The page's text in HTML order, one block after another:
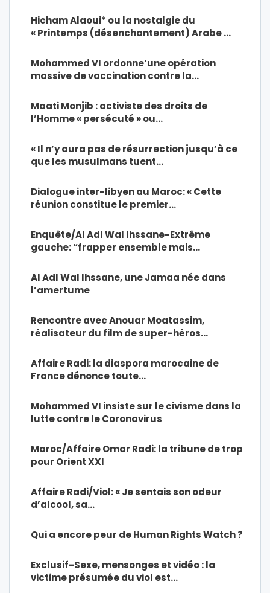
Hicham Alaoui* ou la nostalgie du
« Printemps (désenchantement) Arabe …
Mohammed VI ordonne’une opération
massive de vaccination contre la…
Maati Monjib : activiste des droits de
l’Homme « persécuté » ou…
« Il n’y aura pas de résurrection jusqu’à ce
que les musulmans tuent…
Dialogue inter-libyen au Maroc: « Cette
réunion constitue le premier…
Enquête/Al Adl Wal Ihssane-Extrême
gauche: “frapper ensemble mais…
Al Adl Wal Ihssane, une Jamaa née dans
l’amertume
Rencontre avec Anouar Moatassim,
réalisateur du film de super-héros…
Affaire Radi: la diaspora marocaine de
France dénonce toute…
Mohammed VI insiste sur le civisme dans la
lutte contre le Coronavirus
Maroc/Affaire Omar Radi: la tribune de trop
pour Orient XXI
Affaire Radi/Viol: « Je sentais son odeur
d’alcool, sa…
Qui a encore peur de Human Rights Watch ?
Exclusif-Sexe, mensonges et vidéo : la
victime présumée du viol est…